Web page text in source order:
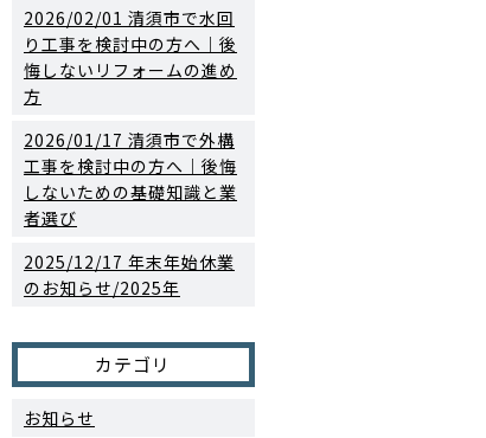
2026/02/01 清須市で水回
り工事を検討中の方へ｜後
悔しないリフォームの進め
方
2026/01/17 清須市で外構
工事を検討中の方へ｜後悔
しないための基礎知識と業
者選び
2025/12/17 年末年始休業
のお知らせ/2025年
カテゴリ
お知らせ